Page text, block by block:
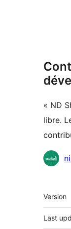
« ND
libre.
Méta
Version
Last